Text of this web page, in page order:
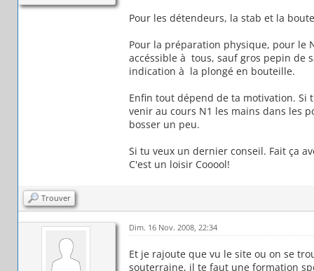
Pour les détendeurs, la stab et la
Pour la préparation physique, pour le
accéssible à tous, sauf gros pepin de
indication à la plongé en bouteille.
Enfin tout dépend de ta motivation. Si
venir au cours N1 les mains dans les
bosser un peu.
Si tu veux un dernier conseil. Fait ça
C'est un loisir Cooool!
Trouver
Dim. 16 Nov. 2008, 22:34
Et je rajoute que vu le site ou on se
souterraine, il te faut une formation